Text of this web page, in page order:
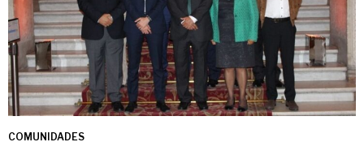
COMUNIDADES